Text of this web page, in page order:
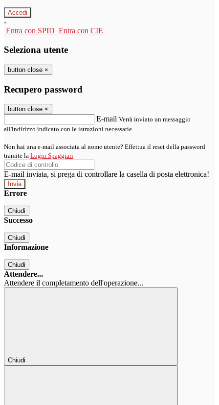
-
Entra con SPID Entra con CIE
Seleziona utente
button close ×
Recupero password
button close ×
E-mail Verrà inviato un messaggio
all'indirizzo indicato con le istruzioni necessarie.
Non hai una e-mail associata al nome utente? Effettua il reset della password
tramite la Login Spaggiari
E-mail inviata, si prega di controllare la casella di posta elettronica!
Errore
Chiudi
Successo
Chiudi
Informazione
Chiudi
Attendere...
Attendere il completamento dell'operazione...
Chiudi